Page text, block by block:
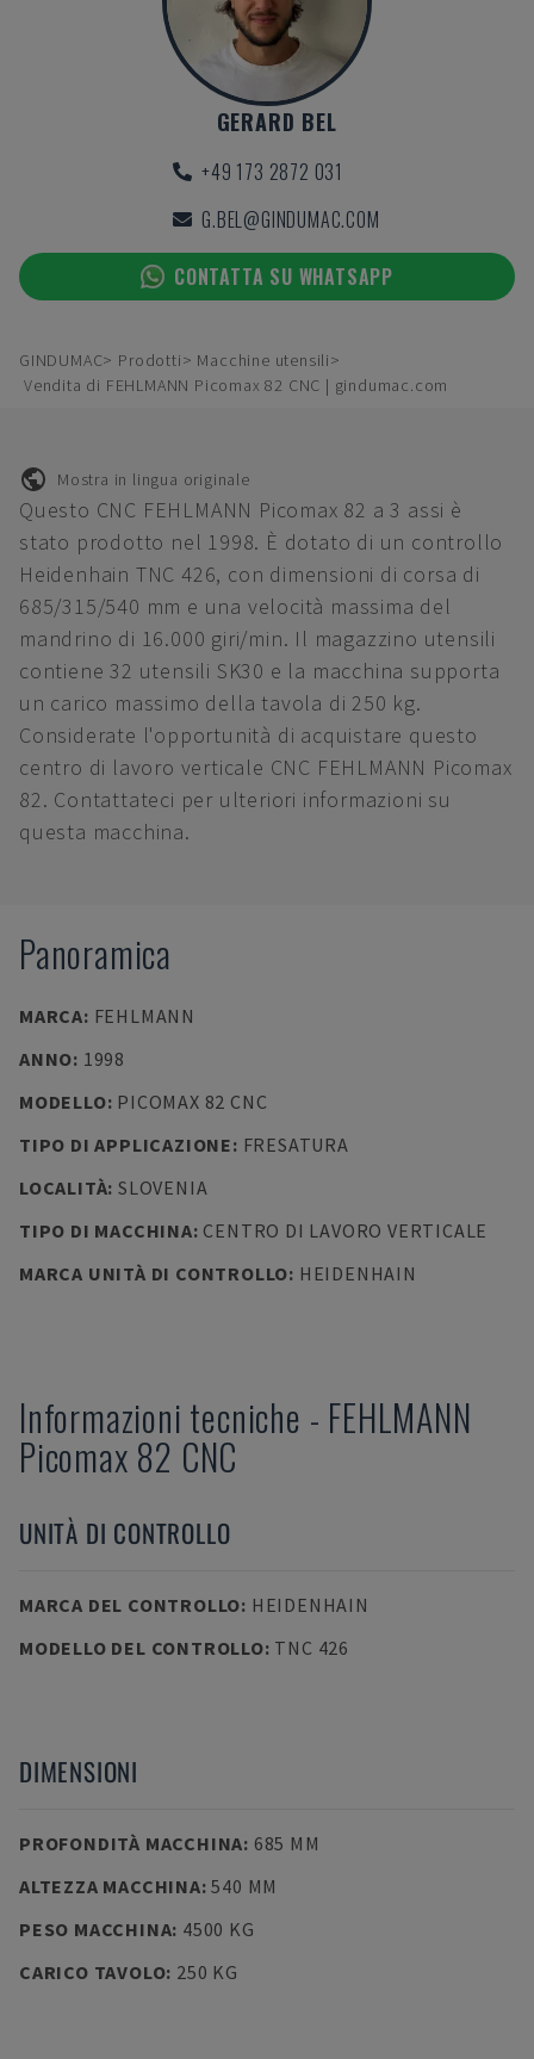
GERARD BEL
+49 173 2872 031
G.BEL@GINDUMAC.COM
CONTATTA SU WHATSAPP
GINDUMAC Prodotti
Macchine utensili
Vendita di FEHLMANN Picomax 82 CNC | gindumac.com
Mostra in lingua originale
Questo CNC FEHLMANN Picomax 82 a 3 assi è
stato prodotto nel 1998. È dotato di un controllo
Heidenhain TNC 426, con dimensioni di corsa di
685/315/540 mm e una velocità massima del
mandrino di 16.000 giri/min. Il magazzino utensili
contiene 32 utensili SK30 e la macchina supporta
un carico massimo della tavola di 250 kg.
Considerate l'opportunità di acquistare questo
centro di lavoro verticale CNC FEHLMANN Picomax
82. Contattateci per ulteriori informazioni su
questa macchina.
Panoramica
MARCA: FEHLMANN
ANNO: 1998
MODELLO: PICOMAX 82 CNC
TIPO DI APPLICAZIONE: FRESATURA
LOCALITÀ: SLOVENIA
TIPO DI MACCHINA: CENTRO DI LAVORO VERTICALE
MARCA UNITÀ DI CONTROLLO: HEIDENHAIN
Informazioni tecniche - FEHLMANN
Picomax 82 CNC
UNITÀ DI CONTROLLO
MARCA DEL CONTROLLO: HEIDENHAIN
MODELLO DEL CONTROLLO: TNC 426
DIMENSIONI
PROFONDITÀ MACCHINA: 685 MM
ALTEZZA MACCHINA:540 MM
PESO MACCHINA: 4500 KG
CARICO TAVOLO: 250 KG